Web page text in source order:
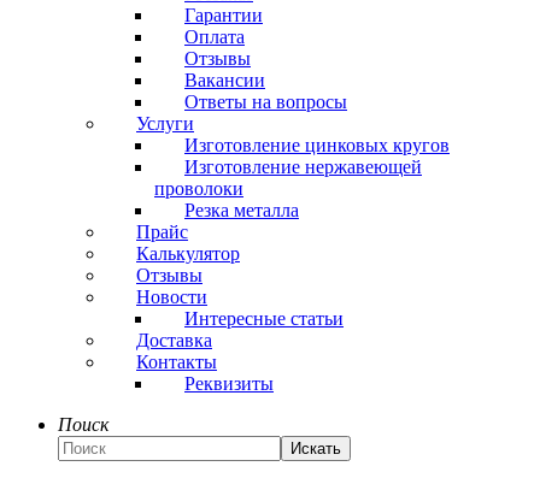
Гарантии
Оплата
Отзывы
Вакансии
Ответы на вопросы
Услуги
Изготовление цинковых кругов
Изготовление нержавеющей
проволоки
Резка металла
Прайс
Калькулятор
Отзывы
Новости
Интересные статьи
Доставка
Контакты
Реквизиты
Поиск
Искать